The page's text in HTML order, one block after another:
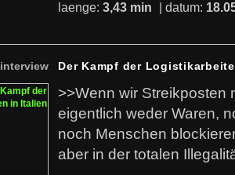
laenge: 3,43 min | datum:
interview Der Kampf der
>>Wenn wir Streikposten
eigentlich weder Waren,
noch Menschen
aber in der totalen